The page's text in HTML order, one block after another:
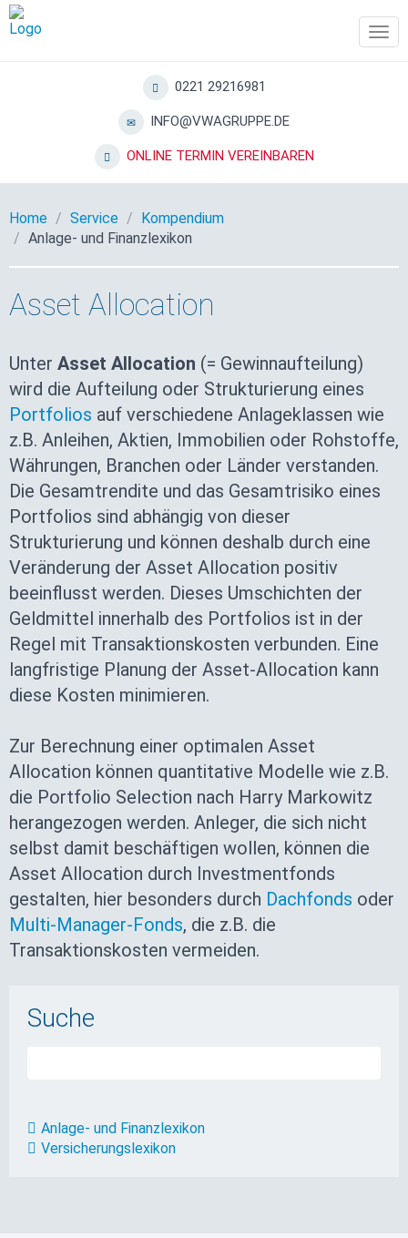
0221 29216981
INFO@VWAGRUPPE.DE
ONLINE TERMIN VEREINBAREN
Home Service
Kompendium
Anlage- und Finanzlexikon
Asset Allocation
Unter Asset Allocation (= Gewinnaufteilung)
wird die Aufteilung oder Strukturierung eines
Portfolios auf verschiedene Anlageklassen wie
z.B. Anleihen, Aktien, Immobilien oder Rohstoffe,
Währungen, Branchen oder Länder verstanden.
Die Gesamtrendite und das Gesamtrisiko eines
Portfolios sind abhängig von dieser
Strukturierung und können deshalb durch eine
Veränderung der Asset Allocation positiv
beeinflusst werden. Dieses Umschichten der
Geldmittel innerhalb des Portfolios ist in der
Regel mit Transaktionskosten verbunden. Eine
langfristige Planung der Asset-Allocation kann
diese Kosten minimieren.
Zur Berechnung einer optimalen Asset
Allocation können quantitative Modelle wie z.B.
die Portfolio Selection nach Harry Markowitz
herangezogen werden. Anleger, die sich nicht
selbst damit beschäftigen wollen, können die
Asset Allocation durch Investmentfonds
gestalten, hier besonders durch Dachfonds oder
Multi-Manager-Fonds, die z.B. die
Transaktionskosten vermeiden.
Suche
Anlage- und Finanzlexikon
Versicherungslexikon